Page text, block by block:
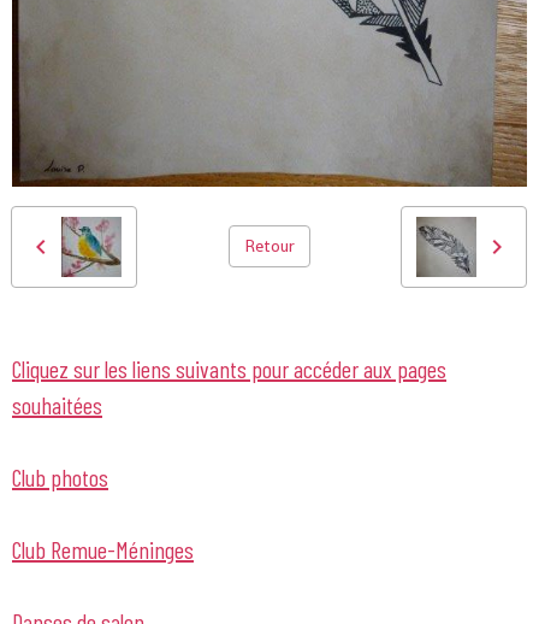
Retour
Cliquez sur les liens suivants pour accéder aux pages
souhaitées
Club photos
Club Remue-Méninges